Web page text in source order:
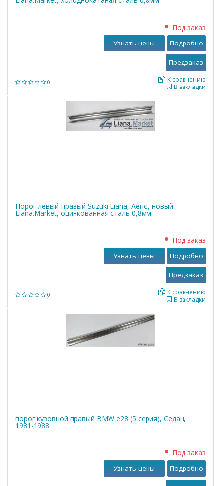
0
Под заказ
В закладки
К сравнению
Узнать цены Подробно
Порог левый-правый Suzuki Liana, Aerio, новый
Liana.Market, оцинкованная сталь 0,8мм
0
Под заказ
В закладки
К сравнению
Узнать цены Подробно
порог кузовной правый BMW е28 (5 серия), Седан,
1981-1988
Под заказ
Узнать цены Подробно